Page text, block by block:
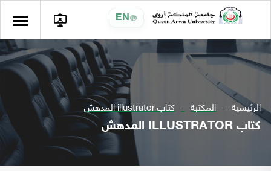
EN
الرئيسية المكتبة كتاب illustrator المدهش
كتاب ILLUSTRATOR المدهش